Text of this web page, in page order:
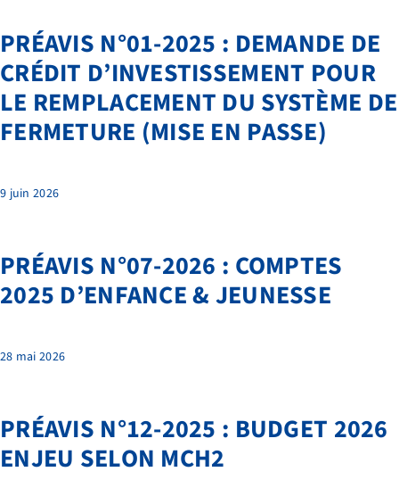
QUI SOMMES-NOUS
BIBLIOTHÈQUE
RECRUTEMENT
PRÉAVIS N°01-2025 : DEMANDE DE
CRÉDIT D’INVESTISSEMENT POUR
LE REMPLACEMENT DU SYSTÈME DE
FERMETURE (MISE EN PASSE)
9 juin 2026
PRÉAVIS N°07-2026 : COMPTES
2025 D’ENFANCE & JEUNESSE
28 mai 2026
PRÉAVIS N°12-2025 : BUDGET 2026
ENJEU SELON MCH2